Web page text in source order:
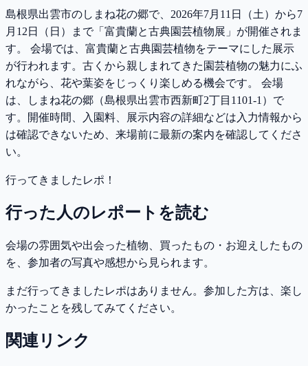
島根県出雲市のしまね花の郷で、2026年7月11日（土）から7
月12日（日）まで「富貴蘭と古典園芸植物展」が開催されま
す。 会場では、富貴蘭と古典園芸植物をテーマにした展示
が行われます。古くから親しまれてきた園芸植物の魅力にふ
れながら、花や葉姿をじっくり楽しめる機会です。 会場
は、しまね花の郷（島根県出雲市西新町2丁目1101-1）で
す。開催時間、入園料、展示内容の詳細などは入力情報から
は確認できないため、来場前に最新の案内を確認してくださ
い。
行ってきましたレポ！
行った人のレポートを読む
会場の雰囲気や出会った植物、買ったもの・お迎えしたもの
を、参加者の写真や感想から見られます。
まだ行ってきましたレポはありません。参加した方は、楽し
かったことを残してみてください。
関連リンク